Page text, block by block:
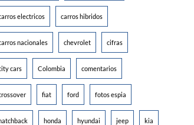
electricos carros hibridos
nacionales chevrolet cifras
cars Colombia comentarios
fiat ford fotos espia
honda hyundai jeep kia